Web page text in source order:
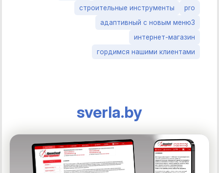
строительные инструменты
pro
адаптивный с новым меню3
интернет-магазин
гордимся нашими клиентами
sverla.by